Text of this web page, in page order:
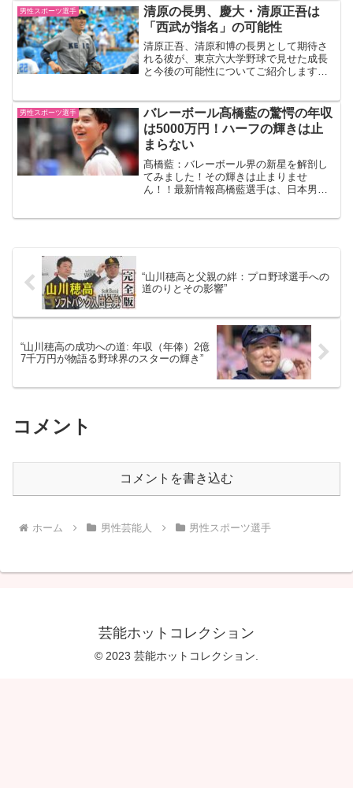
さに二刀流の選手です。その才能と努力
は、彼の年収にも反映されて...
男性スポーツ選手
清原の長男、慶大・清原正吾は
「西武が指名」の可能性
清原正吾、清原和博の長男として期待さ
れる彼が、東京六大学野球で見せた成長
と今後の可能性についてご紹介します。
の清原正吾は、東京六大学野球の今春の
リーグ戦で...
男性スポーツ選手
バレーボール髙橋藍の驚愕の年収
は5000万円！ハーフの輝きは止
まらない
髙橋藍：バレーボール界の新星を解剖し
てみました！その輝きは止まりませ
ん！！最新情報髙橋藍選手は、日本男子
“山川穂高と父親の絆：プロ野球選手への
道のりとその影響”
“山川穂高の成功への道: 年収（年俸）2億
7千万円が物語る野球界のスターの輝き”
コメント
コメントを書き込む
ホーム 男性芸能人 男性スポーツ選手
芸能ホットコレクション
© 2023 芸能ホットコレクション.